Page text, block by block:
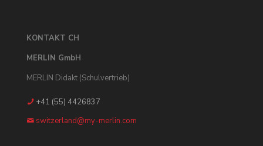
KONTAKT CH
MERLIN GmbH
MERLIN Didakt (Schulvertrieb)
+41 (55) 4426837
switzerland@my-merlin.com